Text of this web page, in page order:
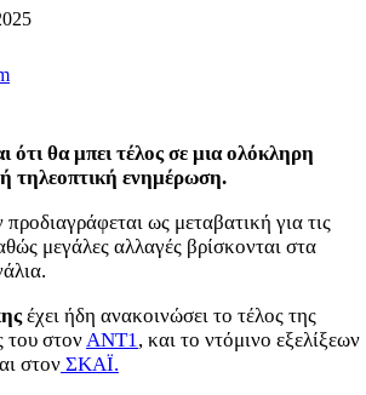
ότι θα μπει τέλος σε μια ολόκληρη
τηλεοπτική ενημέρωση.
ως μεταβατική για τις
μεγάλες αλλαγές βρίσκονται στα
έχει ήδη ανακοινώσει το τέλος της
του στονΑΝΤ1, και το ντόμινο εξελίξεων
στον ΣΚΑΪ.